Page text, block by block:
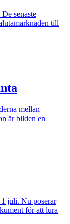
senaste
till
mellan
är bilden en
juli. Nu poserar
för att lura